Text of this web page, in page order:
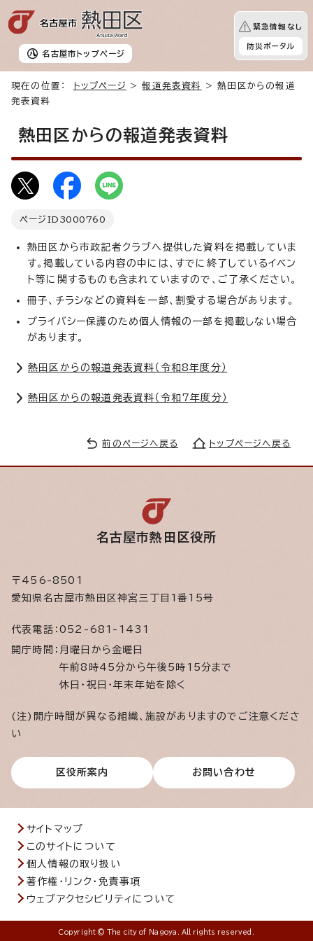
名古屋市 トップページ
緊急情報なし
防災ポータル
現在の位置： トップページ >報道発表資料
> 熱田区からの報道
発表資料
熱田区からの報道発表資料
ページID 3000760
熱田区から市政記者クラブへ提供した資料を掲載していま
す。掲載している内容の中には、すでに終了しているイベン
ト等に関するものも含まれていますので、ご了承ください。
冊子、チラシなどの資料を一部、割愛する場合があります。
プライバシー保護のため個人情報の一部を掲載しない場合
があります。
熱田区からの報道発表資料（令和8年度分）
熱田区からの報道発表資料（令和7年度分）
前のページへ戻る トップページへ戻る
名古屋市熱田区役所
〒456-8501
愛知県名古屋市熱田区神宮三丁目1番15号
代表電話： 052-681-1431
開庁時間： 月曜日から金曜日
午前8時45分から午後5時15分まで
休日・祝日・年末年始を除く
(注)開庁時間が異なる組織、施設がありますのでご注意くださ
い
区役所案内 お問い合わせ
サイトマップ
このサイトについて
個人情報の取り扱い
著作権・リンク・免責事項
ウェブアクセシビリティについて
Copyright © The city of Nagoya. All rights reserved.